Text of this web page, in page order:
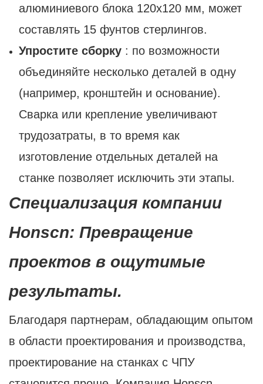
алюминиевого блока 120x120 мм, может
составлять 15 фунтов стерлингов.
Упростите сборку : по возможности
объединяйте несколько деталей в одну
(например, кронштейн и основание).
Сварка или крепление увеличивают
трудозатраты, в то время как
изготовление отдельных деталей на
станке позволяет исключить эти этапы.
Специализация компании
Honscn: Превращение
проектов в ощутимые
результаты.
Благодаря партнерам, обладающим опытом
в области проектирования и производства,
проектирование на станках с ЧПУ